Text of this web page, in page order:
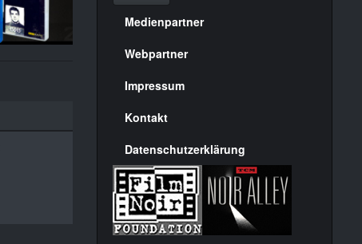
Menülinks
rechte
Seite
Medienpartner
Webpartner
Impressum
Kontakt
Datenschutzerklärung